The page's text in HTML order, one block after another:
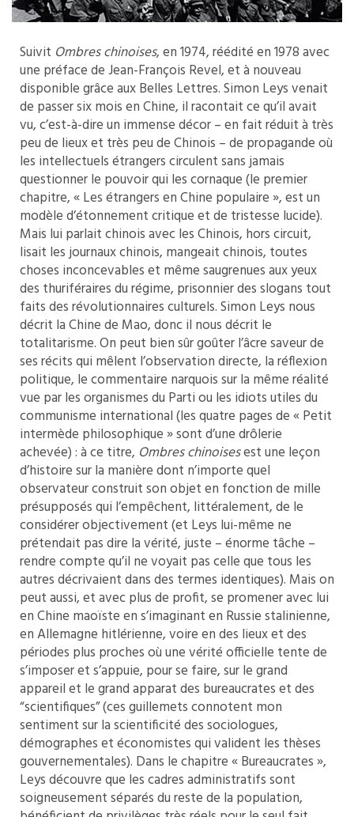
Suivit Ombres chinoises, en 1974, réédité en 1978 avec
une préface de Jean-François Revel, et à nouveau
disponible grâce aux Belles Lettres. Simon Leys venait
de passer six mois en Chine, il racontait ce qu’il avait
vu, c’est-à-dire un immense décor – en fait réduit à très
peu de lieux et très peu de Chinois – de propagande où
les intellectuels étrangers circulent sans jamais
questionner le pouvoir qui les cornaque (le premier
chapitre, « Les étrangers en Chine populaire », est un
modèle d’étonnement critique et de tristesse lucide).
Mais lui parlait chinois avec les Chinois, hors circuit,
lisait les journaux chinois, mangeait chinois, toutes
choses inconcevables et même saugrenues aux yeux
des thuriféraires du régime, prisonnier des slogans tout
faits des révolutionnaires culturels. Simon Leys nous
décrit la Chine de Mao, donc il nous décrit le
totalitarisme. On peut bien sûr goûter l’âcre saveur de
ses récits qui mêlent l’observation directe, la réflexion
politique, le commentaire narquois sur la même réalité
vue par les organismes du Parti ou les idiots utiles du
communisme international (les quatre pages de « Petit
intermède philosophique » sont d’une drôlerie
achevée) : à ce titre, Ombres chinoisesest une leçon
d’histoire sur la manière dont n’importe quel
observateur construit son objet en fonction de mille
présupposés qui l’empêchent, littéralement, de le
considérer objectivement (et Leys lui-même ne
prétendait pas dire la vérité, juste – énorme tâche –
rendre compte qu’il ne voyait pas celle que tous les
autres décrivaient dans des termes identiques). Mais on
peut aussi, et avec plus de profit, se promener avec lui
en Chine maoïste en s’imaginant en Russie stalinienne,
en Allemagne hitlérienne, voire en des lieux et des
périodes plus proches où une vérité officielle tente de
s’imposer et s’appuie, pour se faire, sur le grand
appareil et le grand apparat des bureaucrates et des
“scientifiques” (ces guillemets connotent mon
sentiment sur la scientificité des sociologues,
démographes et économistes qui valident les thèses
gouvernementales). Dans le chapitre « Bureaucrates »,
Leys découvre que les cadres administratifs sont
soigneusement séparés du reste de la population,